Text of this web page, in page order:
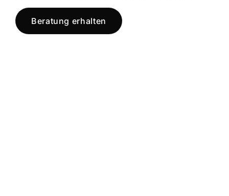
Beratung erhalten